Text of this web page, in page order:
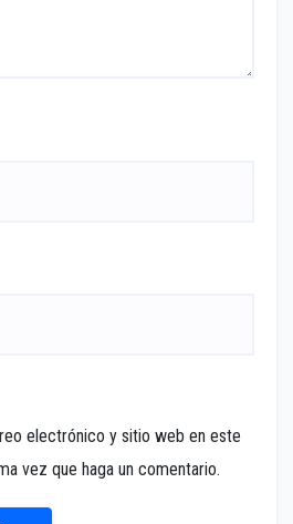
electrónico y sitio web en este
vez que haga un comentario.